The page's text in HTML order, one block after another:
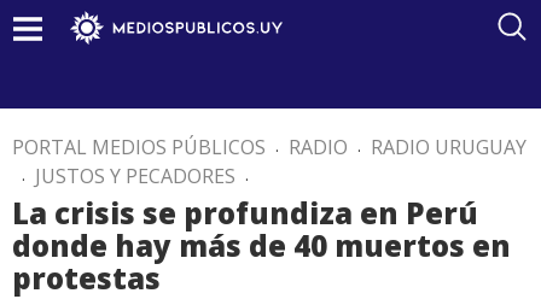
PORTAL MEDIOS PÚBLICOS . RADIO . RADIO URUGUAY
. JUSTOS Y PECADORES .
La crisis se profundiza en Perú
donde hay más de 40 muertos en
protestas